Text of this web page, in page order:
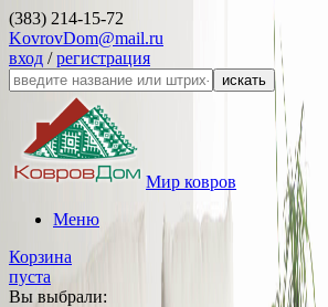
(383) 214-15-72
KovrovDom@mail.ru
вход /регистрация
искать
Мир ковров
Меню
Корзина
пуста
Вы выбрали: